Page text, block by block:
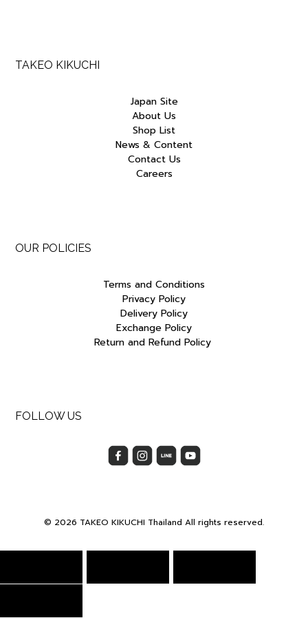
TAKEO KIKUCHI
Japan Site
About Us
Shop List
News & Content
Contact Us
Careers
OUR POLICIES
Terms and Conditions
Privacy Policy
Delivery Policy
Exchange Policy
Return and Refund Policy
FOLLOW US
© 2026 TAKEO KIKUCHI Thailand All rights reserved.